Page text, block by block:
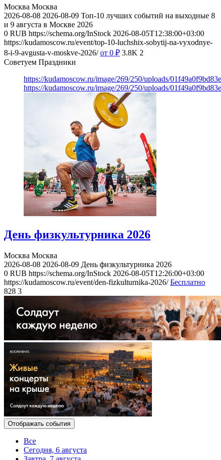
Москва Москва
2026-08-08 2026-08-09 Топ-10 лучших событий на выходные 8
и 9 августа в Москве 2026
0 RUB https://schema.org/InStock 2026-08-05T12:38:00+03:00
https://kudamoscow.ru/event/top-10-luchshix-sobytij-na-vyxodnye-
8-i-9-avgusta-v-moskve-2026/ от 0 ₽ 3.8K 2
Советуем Праздники
https://kudamoscow.ru/image/269/250/uploads/
https://kudamoscow.ru/image/269/250/uploads/
День физкультурника 2026
Москва Москва
2026-08-08 2026-08-09 День физкультурника 2026
0 RUB https://schema.org/InStock 2026-08-05T12:26:00+03:00
https://kudamoscow.ru/event/den-fizkulturnika-2026/ Бесплатно
828 3
Отображать события
Все
Сегодня, 6 августа